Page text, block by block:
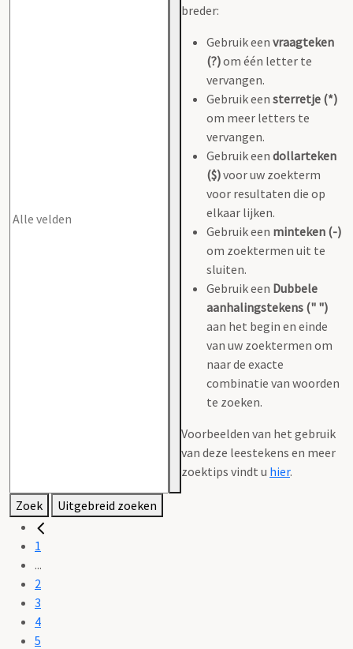
breder:
Gebruik een vraagteken
(?)om één letter te
vervangen.
Gebruik een sterretje (*)
om meer letters te
vervangen.
Gebruik een dollarteken
($)voor uw zoekterm
voor resultaten die op
elkaar lijken.
Gebruik een minteken (-)
om zoektermen uit te
sluiten.
Gebruik een Dubbele
aanhalingstekens (" ")
aan het begin en einde
van uw zoektermen om
naar de exacte
combinatie van woorden
te zoeken.
Voorbeelden van het gebruik
van deze leestekens en meer
zoektips vindt u hier.
Zoek Uitgebreid zoeken
1
...
2
3
4
5